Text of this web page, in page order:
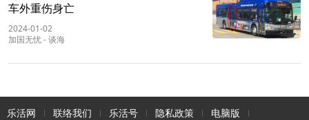
车外重伤身亡
2024-01-02
加国无忧-谈海
乐活网 联络我们 乐活号 隐私政策 电脑版